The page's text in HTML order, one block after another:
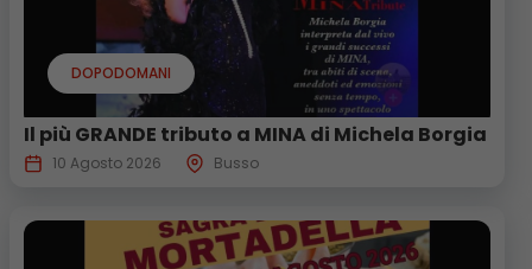
DOPODOMANI
Il più GRANDE tributo a MINA di Michela Borgia
10 Agosto 2026 Busso